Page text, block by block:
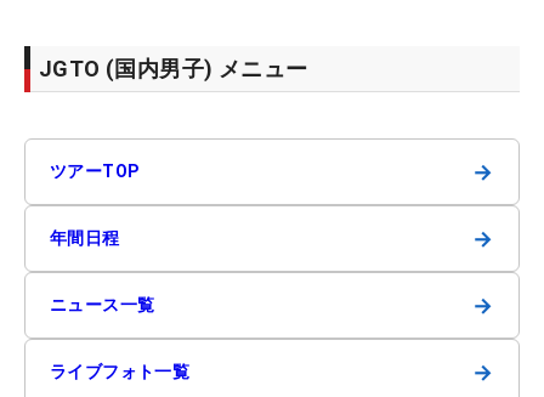
JGTO (国内男子) メニュー
ツアーTOP →
年間日程 →
ニュース一覧 →
ライブフォト一覧 →